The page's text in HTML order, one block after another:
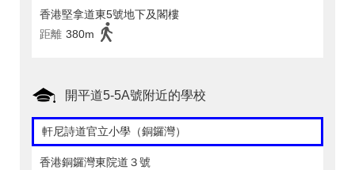
香港堅拿道東5號地下及閣樓
距離 380m
開平道5-5A號附近的學校
軒尼詩道官立小學（銅鑼灣）
香港銅鑼灣東院道３號